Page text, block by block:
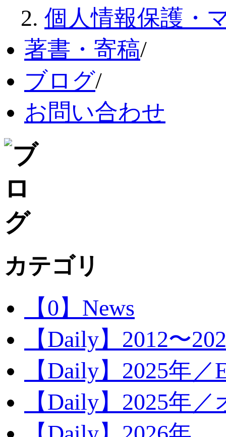
個人情報保護・
著書・寄稿/
ブログ/
お問い合わせ
カテゴリ
【0】News
【Daily】2012〜
【Daily】2025年／
【Daily】2025年